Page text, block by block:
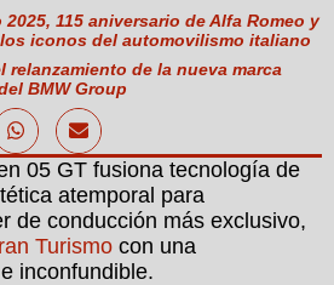
115 aniversario de Alfa Romeo y
iconos del automovilismo italiano
relanzamiento de la nueva marca
BMW Group
05 GT fusiona tecnología de
atemporal para
de conducción más exclusivo,
Turismo con una
inconfundible.